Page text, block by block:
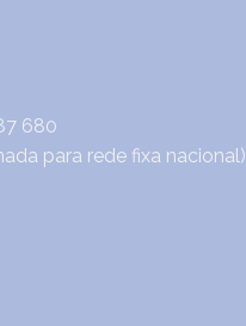
680
para rede fixa nacional)